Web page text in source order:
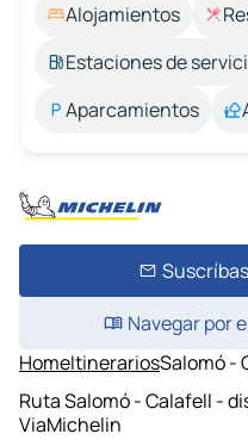
Alojamientos
Estaciones de
Aparcamientos
Navegar por
HomeItinerariosSalomó -
Ruta Salomó - Calafell -
ViaMichelin